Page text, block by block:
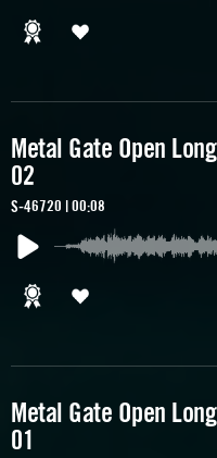
Metal Gate Open Long
02
S-46720 | 00:08
Metal Gate Open Long
01